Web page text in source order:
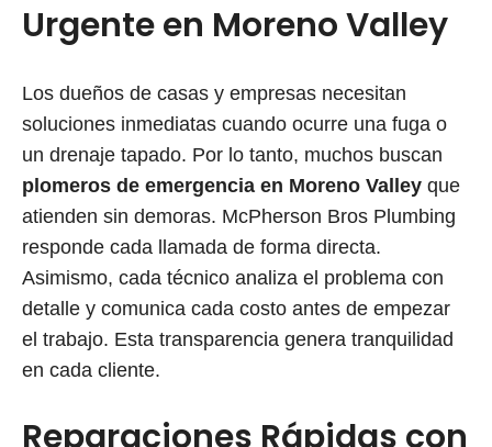
Urgente en Moreno Valley
Los dueños de casas y empresas necesitan
soluciones inmediatas cuando ocurre una fuga o
un drenaje tapado. Por lo tanto, muchos buscan
plomeros de emergencia en Moreno Valley que
atienden sin demoras. McPherson Bros Plumbing
responde cada llamada de forma directa.
Asimismo, cada técnico analiza el problema con
detalle y comunica cada costo antes de empezar
el trabajo. Esta transparencia genera tranquilidad
en cada cliente.
Reparaciones Rápidas con